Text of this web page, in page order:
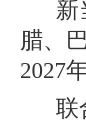
新
腊、
2027
联